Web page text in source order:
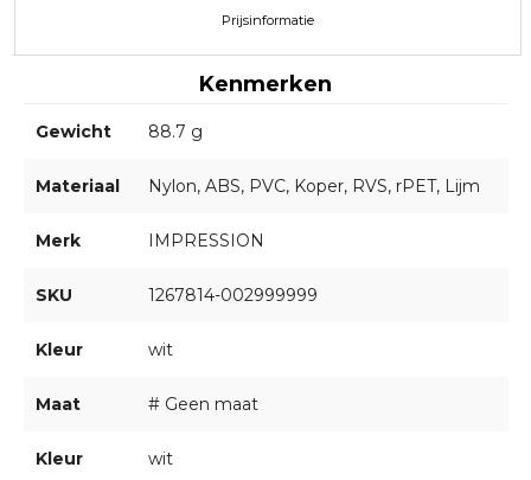
Prijsinformatie
Kenmerken
Gewicht 88.7 g
Materiaal Nylon, ABS, PVC, Koper, RVS, rPET, Lijm
Merk IMPRESSION
SKU 1267814-002999999
Kleur wit
Maat # Geen maat
Kleur wit